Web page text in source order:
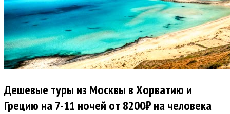
Дешевые туры из Москвы в Хорватию и
Грецию на 7-11 ночей от 8200₽ на человека